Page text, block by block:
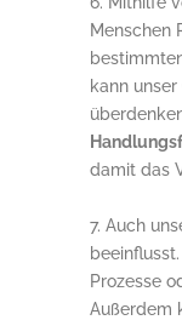
Menschen
kann
damit das
Auch
Prozesse
Außerdem